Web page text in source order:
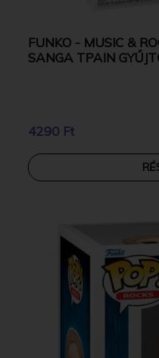
FUNKO - MUSIC &
SANGA TPAIN
4290 Ft